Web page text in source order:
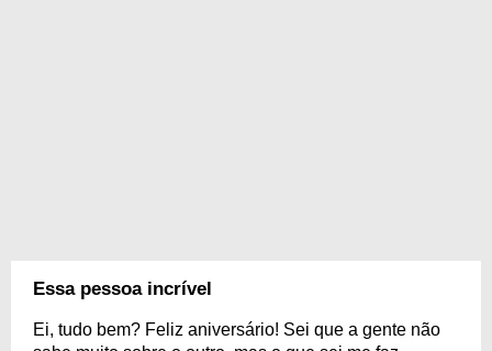
Essa pessoa incrível
Ei, tudo bem? Feliz aniversário! Sei que a gente não